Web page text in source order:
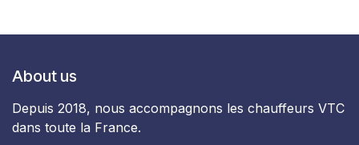
About us
Depuis 2018, nous accompagnons les chauffeurs VTC
dans toute la France.